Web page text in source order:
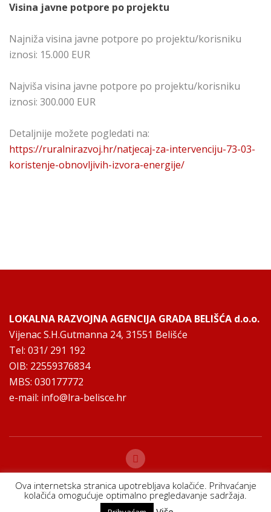
Visina javne potpore po projektu
Najniža visina javne potpore po projektu/korisniku
iznosi: 15.000 EUR
Najviša visina javne potpore po projektu/korisniku
iznosi: 300.000 EUR
Detaljnije možete pogledati na:
https://ruralnirazvoj.hr/natjecaj-za-intervenciju-73-03-
koristenje-obnovljivih-izvora-energije/
LOKALNA RAZVOJNA AGENCIJA GRADA BELIŠĆA d.o.o.
Vijenac S.H.Gutmanna 24, 31551 Belišće
Tel: 031/ 291 192
OIB: 22559376834
MBS: 030177772
e-mail: info@lra-belisce.hr
Copyright © 2025 |Pravila privatnosti i zaštite osobnih podataka
održavanje:
Ova internetska stranica upotrebljava kolačiće. Prihvaćanje
kolačića omogućuje optimalno pregledavanje sadržaja.